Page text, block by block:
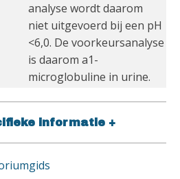
analyse wordt daarom
niet uitgevoerd bij een pH
<6,0. De voorkeursanalyse
is daarom a1-
microglobuline in urine.
informatie +